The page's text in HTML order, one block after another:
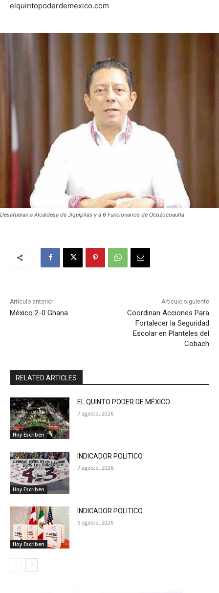
elquintopoderdemexico.com
Desafueran a Alcaldesa de Jiquipilas y a 6 Funcionarios de Ocozocoautla
Artículo anterior
México 2-0 Ghana
Artículo siguiente
Coordinan Acciones Para
Fortalecer la Seguridad
Escolar en Planteles del
Cobach
RELATED ARTICLES
Hoy Escriben
EL QUINTO PODER DE MÉXICO
7 agosto, 2026
Hoy Escriben
INDICADOR POLITICO
7 agosto, 2026
Hoy Escriben
INDICADOR POLITICO
6 agosto, 2026